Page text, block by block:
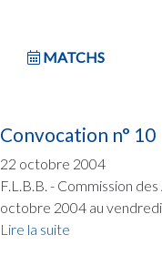
MATCHS
Convocation n° 10
22 octobre 2004
F.L.B.B. - Commission
octobre 2004 au
Lire la suite